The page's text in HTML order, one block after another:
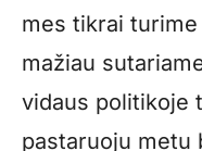
mes tikrai
mažiau
vidaus politikoje
pastaruoju metu